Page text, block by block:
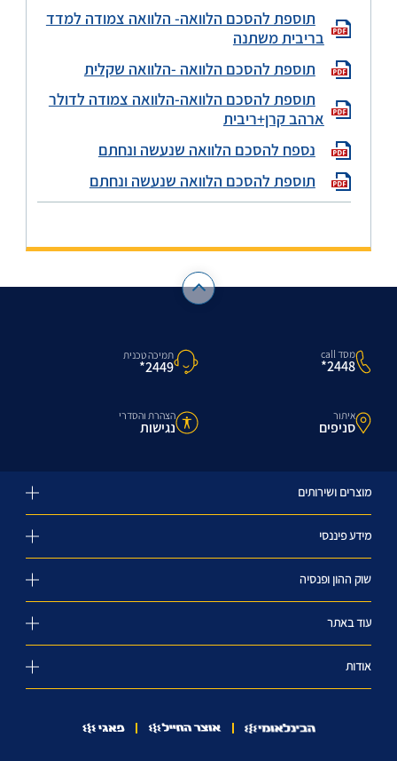
תוספת להסכם הלוואה- הלוואה צמודה למדד
בריבית משתנה
תוספת להסכם הלוואה -הלוואה שקלית
תוספת להסכם הלוואה-הלוואה צמודה לדולר
ארהב קרן+ריבית
נספח להסכם הלוואה שנעשה ונחתם
תוספת להסכם הלוואה שנעשה ונחתם
מסד call
2448*
תמיכה טכנית
2449*
איתור
סניפים
הצהרת והסדרי
נגישות
מוצרים ושירותים
מידע פיננסי
שוק ההון ופנסיה
עוד באתר
אודות